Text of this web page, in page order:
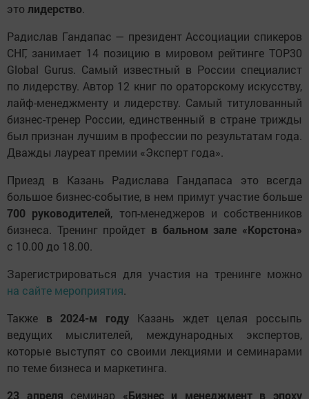
это лидерство.
Радислав Гандапас — президент Ассоциации спикеров
СНГ, занимает 14 позицию в мировом рейтинге TOP30
Global Gurus. Самый известный в России специалист
по лидерству. Автор 12 книг по ораторскому искусству,
лайф-менеджменту и лидерству. Самый титулованный
бизнес-тренер России, единственный в стране трижды
был признан лучшим в профессии по результатам года.
Дважды лауреат премии «Эксперт года».
Приезд в Казань Радислава Гандапаса это всегда
большое бизнес-событие, в нем примут участие больше
700 руководителей, топ-менеджеров и собственников
бизнеса. Тренинг пройдет в бальном зале «Корстона»
с 10.00 до 18.00.
Зарегистрироваться для участия на тренинге можно
на сайте мероприятия.
Также в 2024-м году Казань ждет целая россыпь
ведущих мыслителей, международных экспертов,
которые выступят со своими лекциями и семинарами
по теме бизнеса и маркетинга.
23 апреля семинар «Бизнес и менеджмент в эпоху